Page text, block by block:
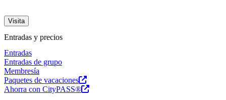
Visita
Entradas y precios
Entradas
Entradas de grupo
Membresía
Paquetes de vacaciones
Ahorra con CityPASS®